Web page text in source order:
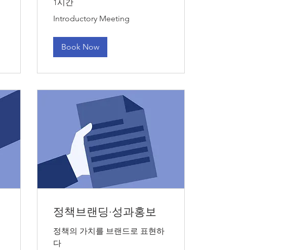
1시간
Meeting
Introductory Meeting
Book Now
정책브랜딩·성과홍보
정책의 가치를 브랜드로 표현하
다